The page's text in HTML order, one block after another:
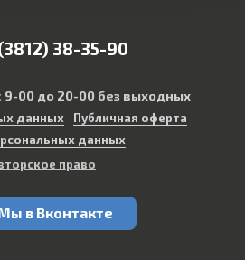
38-35-90
9-00 до 20-00 без выходных
данных
Публичная оферта
данных
право
в Вконтакте